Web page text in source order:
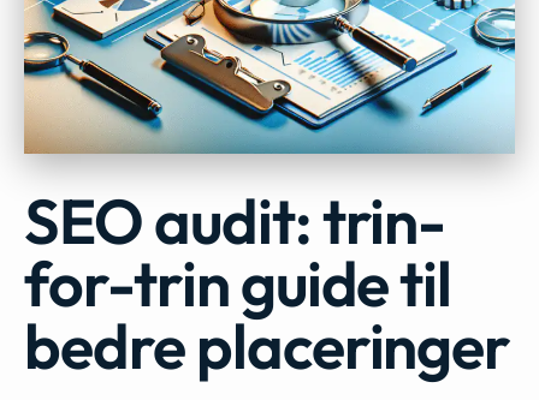
SEO audit: trin-
for-trin guide til
bedre placeringer